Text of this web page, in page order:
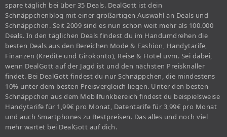
spare täglich bei über 35 Deals. DealGott ist dein
Schnäppchenblog mit einer großartigen Auswahl an Deals und
Schnäppchen. Seit 2009 sind es nun schon weit mehr als 100.000
Deals. In den täglichen Deals findest du im Handumdrehen die
besten Deals aus den Bereichen Mode & Fashion, Handytarife,
Finanzen (Kredite und Girokonto), Reise & Hotel uvm. Sei dabei,
wenn DealGott auf der Jagd ist und den nächsten Preisknaller
findet. Bei DealGott findest du nur Schnäppchen, die mindestens
10% unter dem besten Preisvergleich liegen. Unter den besten
Schnäppchen aus dem Mobilfunkbereich findest du beispielsweise
Handytarife für 1,99€ pro Monat, Datentarife für 3,99€ pro Monat
und auch Smartphones zu Bestpreisen. Das alles und noch viel
mehr wartet bei DealGott auf dich.